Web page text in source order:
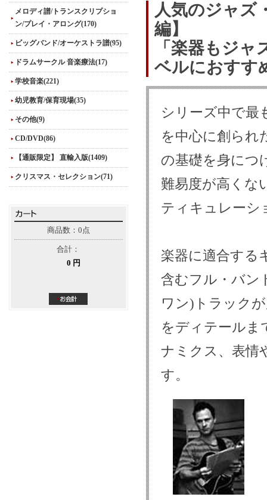
メロディ譜/トランスクリプショ
ン/プレイ・アロング(170)
ビッグバンド/オーケストラ譜(95)
ドラムサークル 音楽療法(17)
学校音楽(221)
幼児教育/保育現場(35)
その他(9)
CD/DVD(86)
【通販限定】 直輸入版(1409)
クリスマス・セレクション(71)
商品数：0点
合計：
0 円
人気のジャズ
編】
「楽器もジ
ベルにおすす
シリーズ中で最
を中心に創られ
の基礎を身につ
難易度が高くな
ティキュレーシ
楽器に適合する
含むフル・バン
ワン)トラック
をディテールま
ナミクス、表情
す。